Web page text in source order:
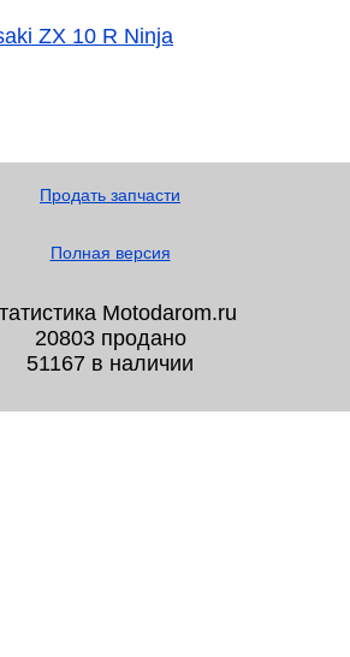
ZX 10 R Ninja
Продать запчасти
Полная версия
Motodarom.ru
20803 продано
51167 в наличии